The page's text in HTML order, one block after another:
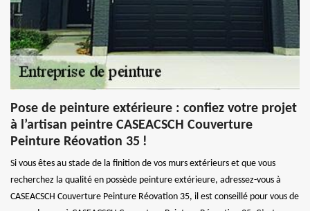
Pose de peinture extérieure : confiez votre projet
à l’artisan peintre CASEACSCH Couverture
Peinture Réovation 35 !
Si vous êtes au stade de la finition de vos murs extérieurs et que vous
recherchez la qualité en possède peinture extérieure, adressez-vous à
CASEACSCH Couverture Peinture Réovation 35, il est conseillé pour vous de